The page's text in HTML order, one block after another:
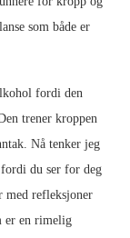
som både er
fordi den
trener kroppen
Nå tenker jeg
du ser for deg
med refleksjoner
er en rimelig